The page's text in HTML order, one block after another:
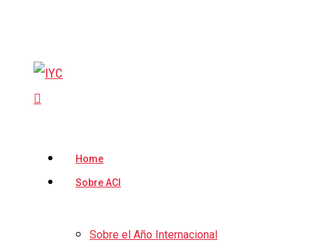
contenido
Home
Sobre ACI
Sobre el Año Internacional